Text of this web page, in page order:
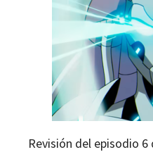
Revisión del episodio